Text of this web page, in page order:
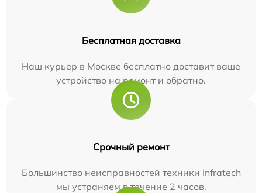
Бесплатная доставка
Наш курьер в Москве бесплатно доставит ваше
устройство на ремонт и обратно.
Срочный ремонт
Большинство неисправностей техники Infratech
мы устраняем в течение 2 часов.